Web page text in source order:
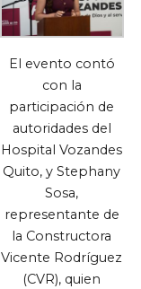
El evento contó
con la
participación de
autoridades del
Hospital Vozandes
Quito,y Stephany
Sosa,
representante de
la Constructora
Vicente Rodríguez
(CVR), quien